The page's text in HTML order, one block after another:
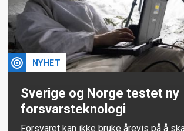
NYHET
Sverige og Norge testet ny
forsvarsteknologi
Forsvaret kan ikke bruke årevis på å